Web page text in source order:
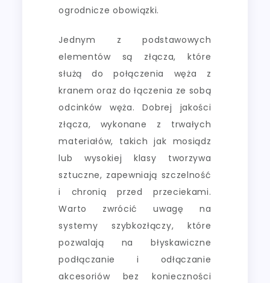
ogrodnicze obowiązki.
Jednym z podstawowych
elementów są złącza, które
służą do połączenia węża z
kranem oraz do łączenia ze sobą
odcinków węża. Dobrej jakości
złącza, wykonane z trwałych
materiałów, takich jak mosiądz
lub wysokiej klasy tworzywa
sztuczne, zapewniają szczelność
i chronią przed przeciekami.
Warto zwrócić uwagę na
systemy szybkozłączy, które
pozwalają na błyskawiczne
podłączanie i odłączanie
akcesoriów bez konieczności